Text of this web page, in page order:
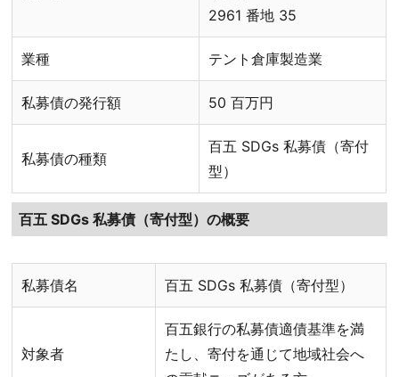
2961 番地 35
業種 テント倉庫製造業
私募債の発行額 50 百万円
私募債の種類
百五 SDGs 私募債（寄付
型）
百五 SDGs 私募債（寄付型）の概要
私募債名 百五 SDGs 私募債（寄付型）
対象者
百五銀行の私募債適債基準を満
たし、寄付を通じて地域社会へ